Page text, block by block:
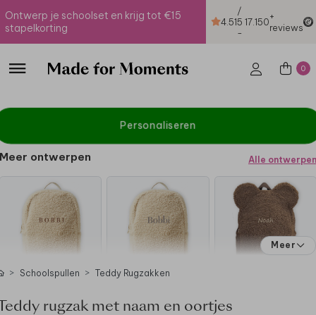
Ontwerp je schoolset en krijg tot €15
stapelkorting
4.51
/
5
-
17.150+
reviews
0
Personaliseren
Meer ontwerpen Alle ontwerpen
Meer
Schoolspullen Teddy Rugzakken
rugzak met naam en oortjes